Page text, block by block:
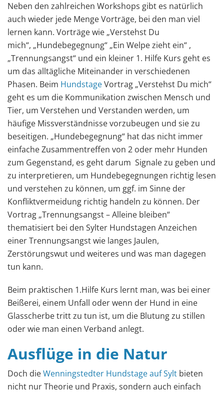
Neben den zahlreichen Workshops gibt es natürlich
auch wieder jede Menge Vorträge, bei den man viel
lernen kann. Vorträge wie „Verstehst Du
mich“, „Hundebegegnung“ „Ein Welpe zieht ein“ ,
„Trennungsangst“ und ein kleiner 1. Hilfe Kurs geht es
um das alltägliche Miteinander in verschiedenen
Phasen. Beim HundstageVortrag „Verstehst Du mich“
geht es um die Kommunikation zwischen Mensch und
Tier, um Verstehen und Verstanden werden, um
häufige Missverständnisse vorzubeugen und sie zu
beseitigen. „Hundebegegnung“ hat das nicht immer
einfache Zusammentreffen von 2 oder mehr Hunden
zum Gegenstand, es geht darum Signale zu geben und
zu interpretieren, um Hundebegegnungen richtig lesen
und verstehen zu können, um ggf. im Sinne der
Konfliktvermeidung richtig handeln zu können. Der
Vortrag „Trennungsangst – Alleine bleiben“
thematisiert bei den Sylter Hundstagen Anzeichen
einer Trennungsangst wie langes Jaulen,
Zerstörungswut und weiteres und was man dagegen
tun kann.
Beim praktischen 1.Hilfe Kurs lernt man, was bei einer
Beißerei, einem Unfall oder wenn der Hund in eine
Glasscherbe tritt zu tun ist, um die Blutung zu stillen
oder wie man einen Verband anlegt.
Ausflüge in die Natur
Doch dieWenningstedter Hundstage auf Sylt bieten
nicht nur Theorie und Praxis, sondern auch einfach